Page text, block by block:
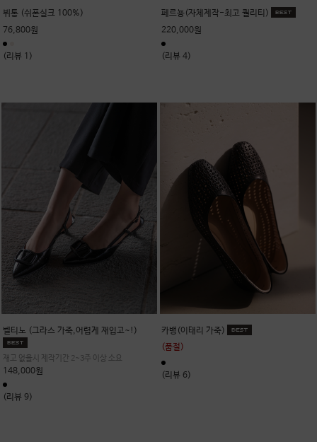
뷔통 (쉬폰실크 100%)
76,800원
(리뷰 1)
페르뇽(자체제작-최고 퀄리티)
220,000원
(리뷰 4)
벨티노 (그라스 가죽,어렵게 재입고~!)
재고 없을시 제작기간 2~3주 이상 소요
148,000원
(리뷰 9)
카뱅(이태리 가죽)
(품절)
(리뷰 6)